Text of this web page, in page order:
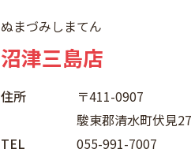
ぬまづみしまてん
沼津三島店
住所
〒411-0907
駿東郡清水町伏見
TEL
055-991-7007